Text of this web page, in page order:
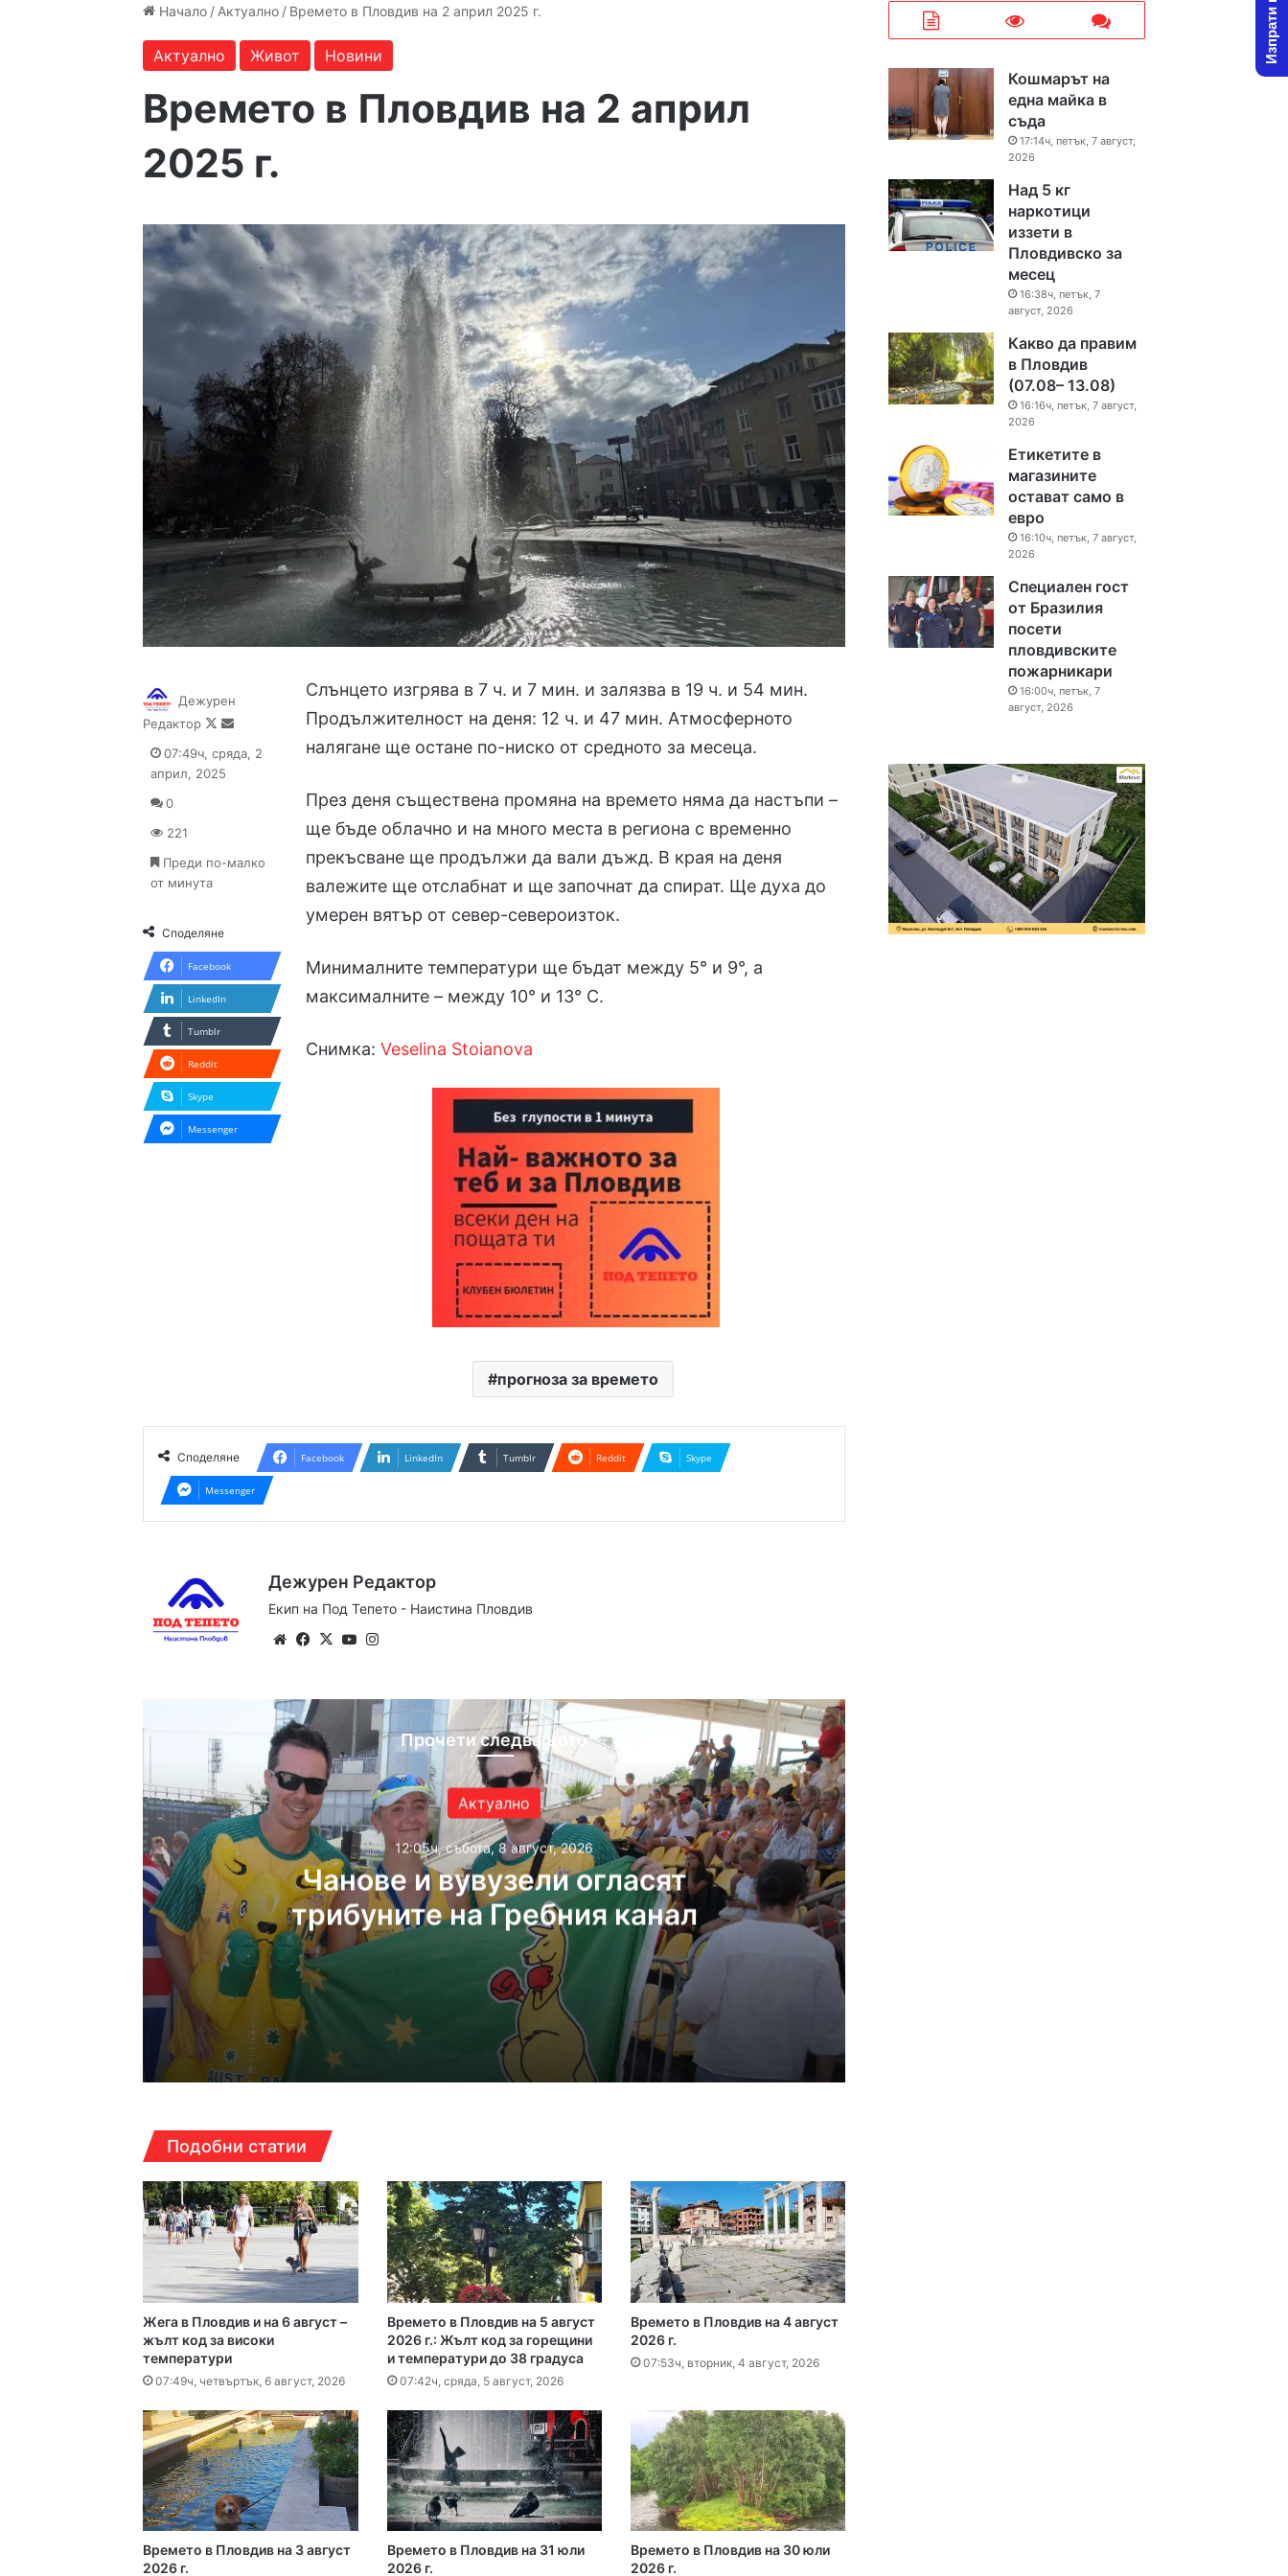
Начало / Актуално / Времето в Пловдив на 2 април 2025 г.
Актуално Живот Новини
Времето в Пловдив на 2 април
2025 г.
Слънцето изгрява в 7 ч. и 7 мин. и залязва в 19 ч. и 54 мин.
Продължителност на деня: 12 ч. и 47 мин. Атмосферното
налягане ще остане по-ниско от средното за месеца.
През деня съществена промяна на времето няма да настъпи –
ще бъде облачно и на много места в региона с временно
прекъсване ще продължи да вали дъжд. В края на деня
валежите ще отслабнат и ще започнат да спират. Ще духа до
умерен вятър от север-североизток.
Минималните температури ще бъдат между 5° и 9°, а
максималните – между 10° и 13° С.
Снимка:Veselina Stoianova
прогноза за времето
Дежурен
Редактор
Follow
X
Send
email
07:49ч, сряда, 2
април, 2025
0
221
Преди по-малко
от минута
Споделяне
Facebook
LinkedIn
Tumblr
Reddit
Skype
Messenger
Споделяне Facebook LinkedIn Tumblr Reddit Skype
Messenger
Дежурен Редактор
Екип на Под Тепето - Наистина Пловдив
WebsiteFacebook
X YouTube
Прочети следващото
Актуално
12:05ч, събота, 8 август, 2026
Чанове и вувузели огласят
трибуните на Гребния канал
12:05ч, събота, 8 август, 2026
Чанове и вувузели огласят трибуните на Гребния канал
11:52ч, събота, 8 август, 2026
Пожар изпепели 3500 декара край Първомай
08:30ч, събота, 8 август, 2026
График за миенето на пловдивските улици от 10 до 14 август
17:14ч, петък, 7 август, 2026
Кошмарът на една майка в съда
16:38ч, петък, 7 август, 2026
Над 5 кг наркотици иззети в Пловдивско за месец
16:16ч, петък, 7 август, 2026
Какво да правим в Пловдив (07.08– 13.08)
Подобни статии
Жега в Пловдив и на 6 август –
жълт код за високи
температури
07:49ч, четвъртък, 6 август, 2026
Времето в Пловдив на 5 август
2026 г.: Жълт код за горещини
и температури до 38 градуса
07:42ч, сряда, 5 август, 2026
Времето в Пловдив на 4 август
2026 г.
07:53ч, вторник, 4 август, 2026
Времето в Пловдив на 3 август
2026 г.
Времето в Пловдив на 31 юли
2026 г.
Времето в Пловдив на 30 юли
2026 г.
Кошмарът на
една майка в
съда
17:14ч, петък, 7 август,
2026
Над 5 кг
наркотици
иззети в
Пловдивско за
месец
16:38ч, петък, 7
август, 2026
Какво да правим
в Пловдив
(07.08– 13.08)
16:16ч, петък, 7 август,
2026
Етикетите в
магазините
остават само в
евро
16:10ч, петък, 7 август,
2026
Специален гост
от Бразилия
посети
пловдивските
пожарникари
16:00ч, петък, 7
август, 2026